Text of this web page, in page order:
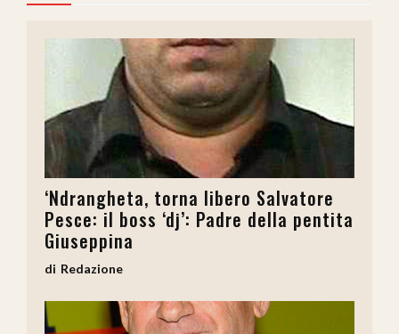
‘Ndrangheta, torna libero Salvatore
Pesce: il boss ‘dj’: Padre della pentita
Giuseppina
Redazione